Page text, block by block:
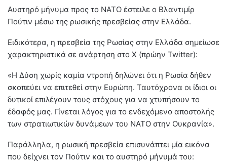
Αυστηρό μήνυμα προς το ΝΑΤΟ έστειλε ο Βλαντιμίρ
Πούτιν μέσω της ρωσικής πρεσβείας στην Ελλάδα.
Ειδικότερα, η πρεσβεία της Ρωσίας στην Ελλάδα σημείωσε
χαρακτηριστικά σε ανάρτηση στο Χ (πρώην Twitter):
«Η Δύση χωρίς καμία ντροπή δηλώνει ότι η Ρωσία δήθεν
σκοπεύει να επιτεθεί στην Ευρώπη. Ταυτόχρονα οι ίδιοι οι
δυτικοί επιλέγουν τους στόχους για να χτυπήσουν το
έδαφός μας. Γίνεται λόγος για το ενδεχόμενο αποστολής
των στρατιωτικών δυνάμεων του ΝΑΤΟ στην Ουκρανία».
Παράλληλα, η ρωσική πρεσβεία επισυνάπτει μία εικόνα
που δείχνει τον Πούτιν και το αυστηρό μήνυμά του: